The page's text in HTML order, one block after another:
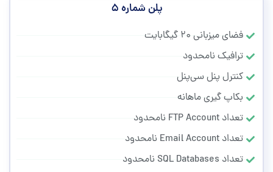
پلن شماره ۵
فضای میزبانی ۲۰ گیگابایت
ترافیک نامحدود
کنترل پنل سی‌پنل
بکاپ گیری ماهانه
تعداد FTP Account نامحدود
تعداد Email Account نامحدود
تعداد SQL Databases نامحدود